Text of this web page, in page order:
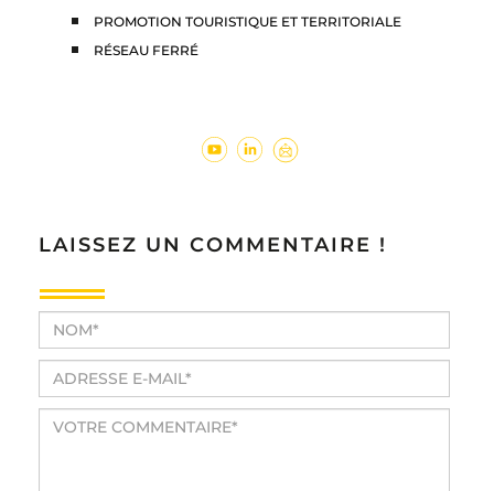
PROMOTION TOURISTIQUE ET TERRITORIALE
RÉSEAU FERRÉ
LAISSEZ UN COMMENTAIRE !